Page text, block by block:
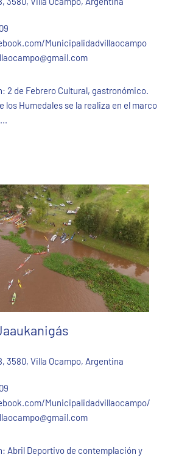
Municipalidadvillaocampo
2 de Febrero Cultural, gastronómico.
los Humedales se la realiza en el marco
3580, Villa Ocampo, Argentina
Municipalidadvillaocampo/
Abril Deportivo de contemplación y